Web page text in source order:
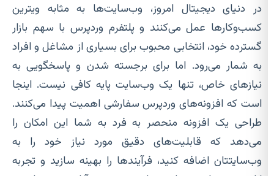
در دنیای دیجیتال امروز، وب‌سایت‌ها به مثابه ویترین
کسب‌وکارها عمل می‌کنند و پلتفرم وردپرس با سهم بازار
گسترده خود، انتخابی محبوب برای بسیاری از مشاغل و افراد
به شمار می‌رود. اما برای برجسته شدن و پاسخگویی به
نیازهای خاص، تنها یک وب‌سایت پایه کافی نیست. اینجا
است که افزونه‌های وردپرس سفارشی اهمیت پیدا می‌کنند.
طراحی یک افزونه منحصر به فرد به شما این امکان را
می‌دهد که قابلیت‌های دقیق مورد نیاز خود را به
وب‌سایتتان اضافه کنید، فرآیندها را بهینه سازید و تجربه